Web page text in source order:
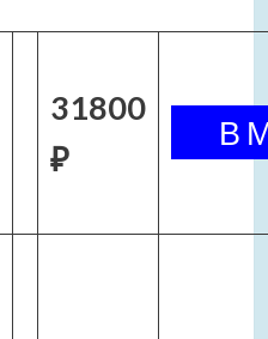
31800
₽